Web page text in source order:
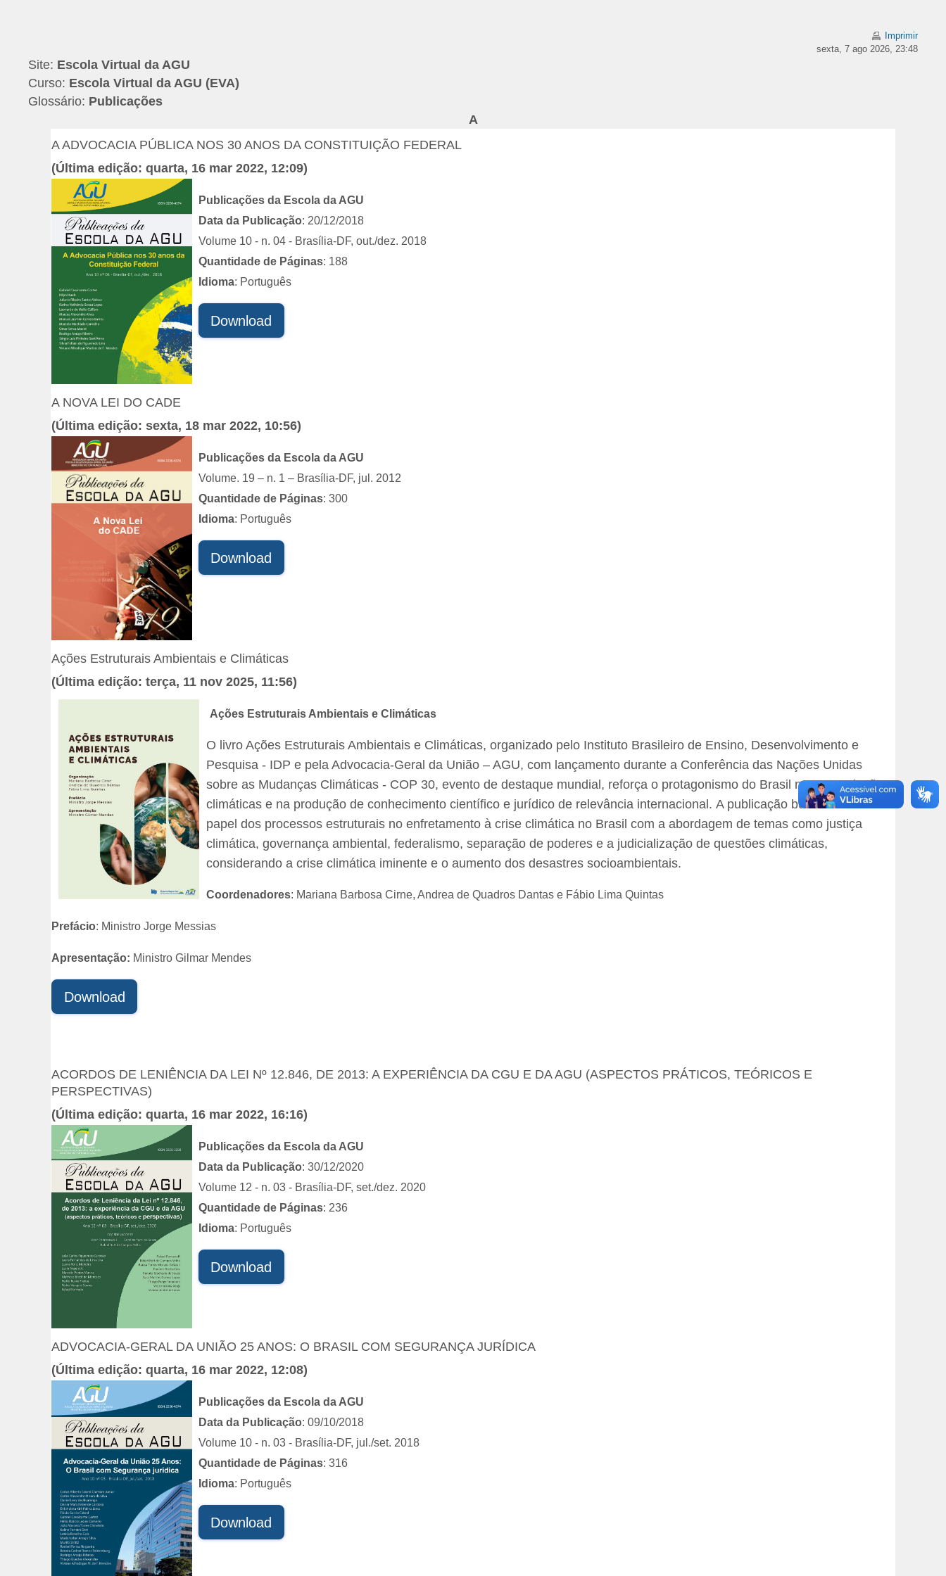
Imprimir
sexta, 7 ago 2026, 23:48
Site: Escola Virtual da AGU
Curso: Escola Virtual da AGU (EVA)
Glossário: Publicações
A
A ADVOCACIA PÚBLICA NOS 30 ANOS DA CONSTITUIÇÃO FEDERAL
(Última edição: quarta, 16 mar 2022, 12:09)
Publicações da Escola da AGU
Data da Publicação: 20/12/2018
Volume 10 - n. 04 - Brasília-DF, out./dez. 2018
Quantidade de Páginas: 188
Idioma: Português
Download
A NOVA LEI DO CADE
(Última edição: sexta, 18 mar 2022, 10:56)
Publicações da Escola da AGU
Volume. 19 – n. 1 – Brasília-DF, jul. 2012
Quantidade de Páginas: 300
Idioma: Português
Download
Ações Estruturais Ambientais e Climáticas
(Última edição: terça, 11 nov 2025, 11:56)
Ações Estruturais Ambientais e Climáticas
O livro Ações Estruturais Ambientais e Climáticas, organizado pelo Instituto Brasileiro de Ensino, Desenvolvimento e
Pesquisa - IDP e pela Advocacia-Geral da União – AGU, com lançamento durante a Conferência das Nações Unidas
sobre as Mudanças Climáticas - COP 30, evento de destaque mundial, reforça o protagonismo do Brasil nas negociações
climáticas e na produção de conhecimento científico e jurídico de relevância internacional. A publicação busca refletir o
papel dos processos estruturais no enfretamento à crise climática no Brasil com a abordagem de temas como justiça
climática, governança ambiental, federalismo, separação de poderes e a judicialização de questões climáticas,
considerando a crise climática iminente e o aumento dos desastres socioambientais.
Coordenadores: Mariana Barbosa Cirne, Andrea de Quadros Dantas e Fábio Lima Quintas
Prefácio: Ministro Jorge Messias
Apresentação: Ministro Gilmar Mendes
Download
ACORDOS DE LENIÊNCIA DA LEI Nº 12.846, DE 2013: A EXPERIÊNCIA DA CGU E DA AGU (ASPECTOS PRÁTICOS, TEÓRICOS E
PERSPECTIVAS)
(Última edição: quarta, 16 mar 2022, 16:16)
Publicações da Escola da AGU
Data da Publicação: 30/12/2020
Volume 12 - n. 03 - Brasília-DF, set./dez. 2020
Quantidade de Páginas: 236
Idioma: Português
Download
ADVOCACIA-GERAL DA UNIÃO 25 ANOS: O BRASIL COM SEGURANÇA JURÍDICA
(Última edição: quarta, 16 mar 2022, 12:08)
Publicações da Escola da AGU
Data da Publicação: 09/10/2018
Volume 10 - n. 03 - Brasília-DF, jul./set. 2018
Quantidade de Páginas: 316
Idioma: Português
Download